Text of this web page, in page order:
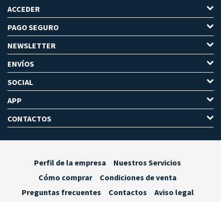
ACCEDER
PAGO SEGURO
NEWSLETTER
ENVÍOS
SOCIAL
APP
CONTACTOS
Perfil de la empresa
Nuestros Servicios
Cómo comprar
Condiciones de venta
Preguntas frecuentes
Contactos Aviso legal